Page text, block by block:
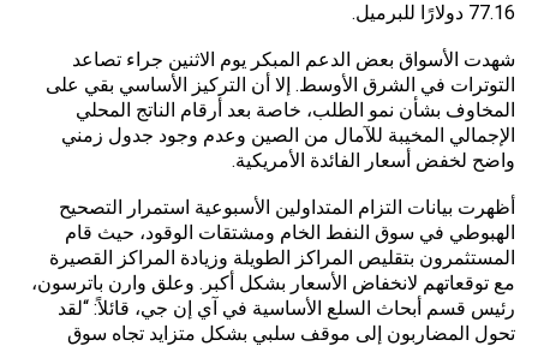
77.16 دولارًا للبرميل.
شهدت الأسواق بعض الدعم المبكر يوم الاثنين جراء تصاعد
التوترات في الشرق الأوسط. إلا أن التركيز الأساسي بقي على
المخاوف بشأن نمو الطلب، خاصة بعد أرقام الناتج المحلي
الإجمالي المخيبة للآمال من الصين وعدم وجود جدول زمني
واضح لخفض أسعار الفائدة الأمريكية.
أظهرت بيانات التزام المتداولين الأسبوعية استمرار التصحيح
الهبوطي في سوق النفط الخام ومشتقات الوقود، حيث قام
المستثمرون بتقليص المراكز الطويلة وزيادة المراكز القصيرة
مع توقعاتهم لانخفاض الأسعار بشكل أكبر. وعلق وارن باترسون،
رئيس قسم أبحاث السلع الأساسية في آي إن جي، قائلاً: “لقد
تحول المضاربون إلى موقف سلبي بشكل متزايد تجاه سوق